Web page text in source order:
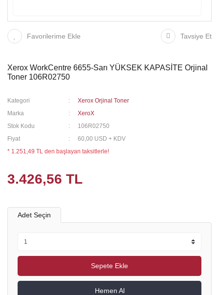
Favorilerime Ekle Tavsiye Et
Xerox WorkCentre 6655-Sarı YÜKSEK KAPASİTE Orjinal
Toner 106R02750
Kategori
Xerox Orjinal Toner
Marka
XeroX
Stok Kodu
106R02750
Fiyat
60,00 USD + KDV
* 1.251,49 TL den başlayan taksitlerle!
3.426,56 TL
Adet Seçin
Sepete Ekle
Hemen Al